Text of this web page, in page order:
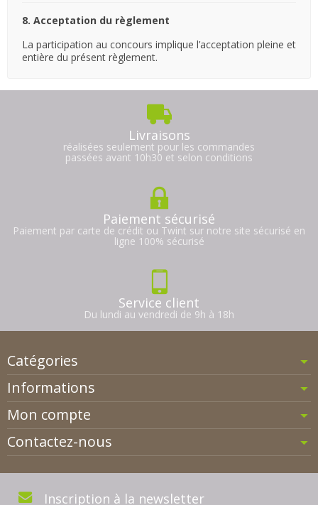
8. Acceptation du règlement
La participation au concours implique l’acceptation pleine et
entière du présent règlement.
Livraisons
réalisées seulement pour les commandes
passées avant 10h30 et selon conditions
Paiement sécurisé
Paiement par carte de crédit ou Twint sur notre site sécurisé en
ligne 100% sécurisé
Service client
Du lundi au vendredi de 9h à 18h
Catégories
Informations
Mon compte
Contactez-nous
Inscription à la newsletter